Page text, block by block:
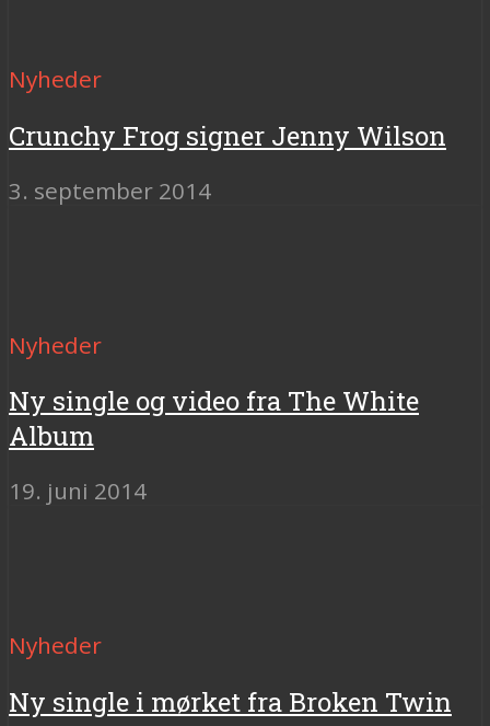
Nyheder
Crunchy Frog signer Jenny Wilson
3. september 2014
Nyheder
Ny single og video fra The White
Album
19. juni 2014
Nyheder
Ny single i mørket fra Broken Twin